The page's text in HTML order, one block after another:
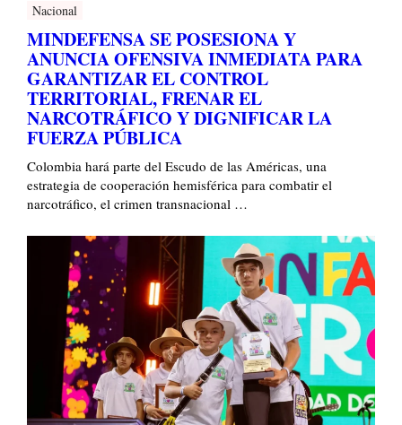
Nacional
MINDEFENSA SE POSESIONA Y
ANUNCIA OFENSIVA INMEDIATA PARA
GARANTIZAR EL CONTROL
TERRITORIAL, FRENAR EL
NARCOTRÁFICO Y DIGNIFICAR LA
FUERZA PÚBLICA
Colombia hará parte del Escudo de las Américas, una
estrategia de cooperación hemisférica para combatir el
narcotráfico, el crimen transnacional …